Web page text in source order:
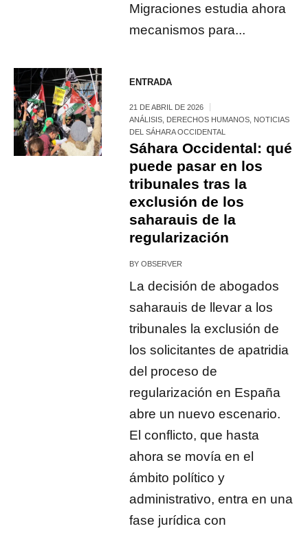
Migraciones estudia ahora
mecanismos para...
ENTRADA
21 DE ABRIL DE 2026
ANÁLISIS DERECHOS HUMANOS NOTICIAS
DEL SÁHARA OCCIDENTAL
Sáhara Occidental: qué
puede pasar en los
tribunales tras la
exclusión de los
saharauis de la
regularización
BYOBSERVER
La decisión de abogados
saharauis de llevar a los
tribunales la exclusión de
los solicitantes de apatridia
del proceso de
regularización en España
abre un nuevo escenario.
El conflicto, que hasta
ahora se movía en el
ámbito político y
administrativo, entra en una
fase jurídica con